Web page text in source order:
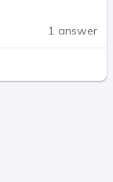
1 answer